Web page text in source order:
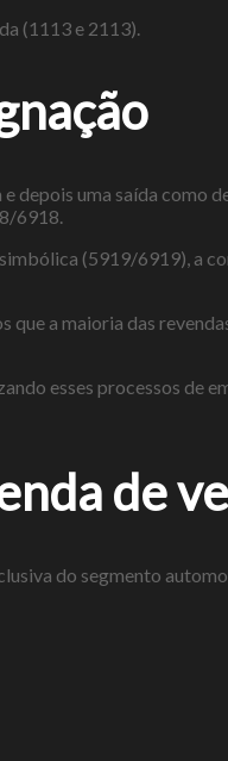
(1113 e 2113).
depois uma saída como
6918.
(5919/6919), a
que a maioria das
esses processos de
de
do segmento